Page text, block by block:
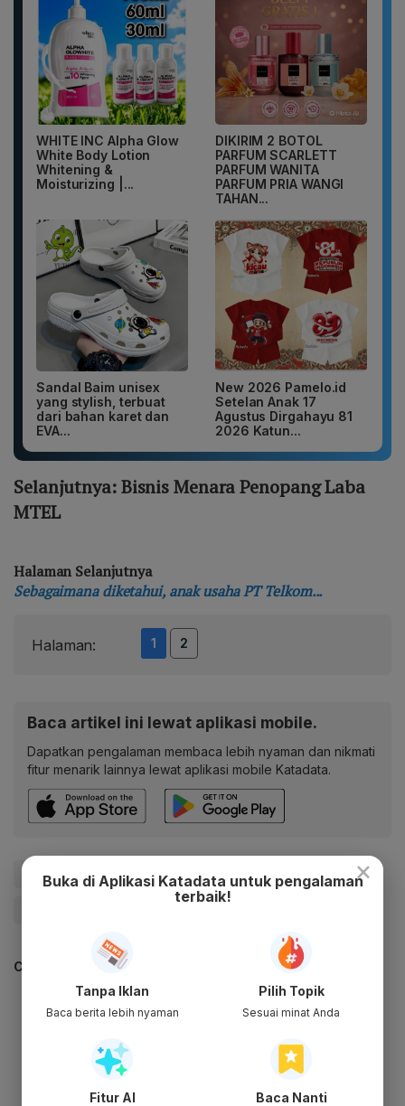
WHITE INC Alpha Glow
White Body Lotion
Whitening &
Moisturizing |...
DIKIRIM 2 BOTOL
PARFUM SCARLETT
PARFUM WANITA
PARFUM PRIA WANGI
TAHAN...
Sandal Baim unisex
yang stylish, terbuat
dari bahan karet dan
EVA...
New 2026 Pamelo.id
Setelan Anak 17
Agustus Dirgahayu 81
2026 Katun...
Selanjutnya: Bisnis Menara Penopang Laba
MTEL
Halaman Selanjutnya
Sebagaimana diketahui, anak usaha PT Telkom...
Halaman: 1 2
Baca artikel ini lewat aplikasi mobile.
Dapatkan pengalaman membaca lebih nyaman dan nikmati
fitur menarik lainnya lewat aplikasi mobile Katadata.
#mitratel #Akuisisi #menara telekomunikasi
CEK JUGA DATA INI
×
Buka di Aplikasi Katadata untuk pengalaman
terbaik!
Tanpa Iklan
Baca berita lebih nyaman
Pilih Topik
Sesuai minat Anda
Fitur AI Baca Nanti